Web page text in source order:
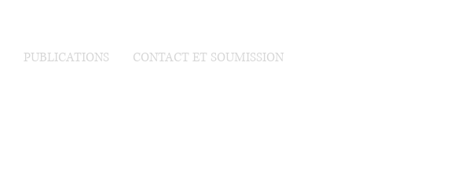
PUBLICATIONS CONTACT ET SOUMISSION